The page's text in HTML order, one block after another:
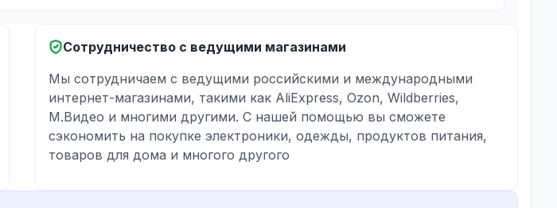
Сотрудничество с ведущими магазинами
Мы сотрудничаем с ведущими российскими и международными
интернет-магазинами, такими как AliExpress, Ozon, Wildberries,
М.Видео и многими другими. С нашей помощью вы сможете
сэкономить на покупке электроники, одежды, продуктов питания,
товаров для дома и многого другого